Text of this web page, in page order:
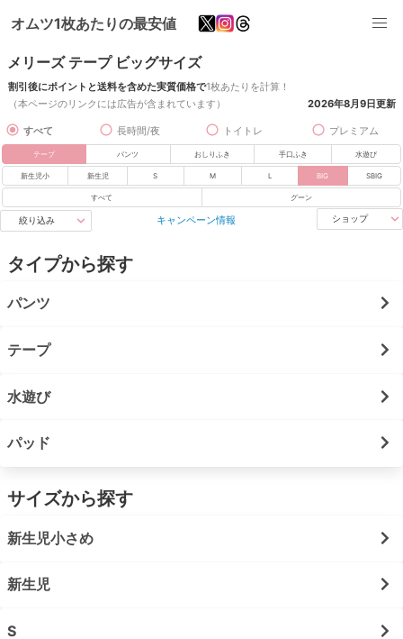
オムツ1枚あたりの最安値
メリーズ テープ ビッグサイズ
割引後にポイントと送料を含めた実質価格で1枚あたりを計算！
（本ページのリンクには広告が含まれています）
2026年8月9日更新
すべて 長時間/夜 トイトレ プレミアム
テープ パンツ おしりふき 手口ふき 水遊び
新生児小 新生児 S M L BIG SBIG
すべて グーン
絞り込み キャンペーン情報 ショップ
タイプから探す
パンツ
テープ
水遊び
パッド
サイズから探す
新生児小さめ
新生児
S